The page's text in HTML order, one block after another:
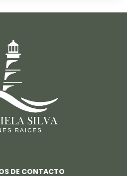
DE CONTACTO